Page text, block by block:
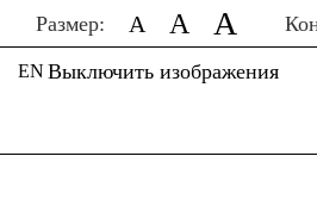
Размер: A A A
Выключить изображения
EN